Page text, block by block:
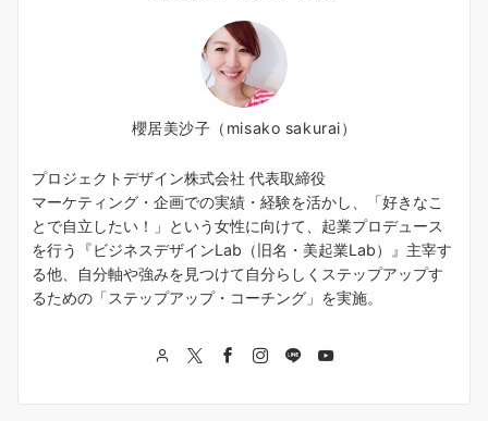
櫻居美沙子（misako sakurai）
プロジェクトデザイン株式会社 代表取締役
マーケティング・企画での実績・経験を活かし、「好きなこ
とで自立したい！」という女性に向けて、起業プロデュース
を行う『ビジネスデザインLab（旧名・美起業Lab）』主宰す
る他、自分軸や強みを見つけて自分らしくステップアップす
るための「ステップアップ・コーチング」を実施。